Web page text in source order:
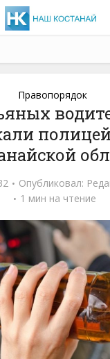
Правопорядок
Опубликовал:
1 мин на чтение